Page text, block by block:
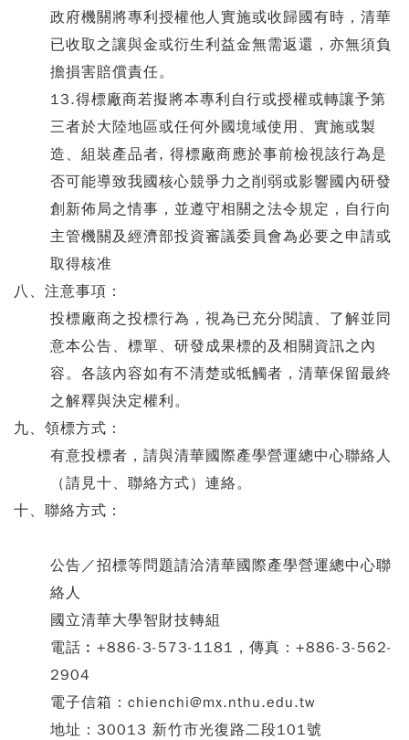
政府機關將專利授權他人實施或收歸國有時，清華
已收取之讓與金或衍生利益金無需返還，亦無須負
擔損害賠償責任。
13.得標廠商若擬將本專利自行或授權或轉讓予第
三者於大陸地區或任何外國境域使用、實施或製
造、組裝產品者, 得標廠商應於事前檢視該行為是
否可能導致我國核心競爭力之削弱或影響國內研發
創新佈局之情事，並遵守相關之法令規定，自行向
主管機關及經濟部投資審議委員會為必要之申請或
取得核准
八、注意事項：
投標廠商之投標行為，視為已充分閱讀、了解並同
意本公告、標單、研發成果標的及相關資訊之內
容。各該內容如有不清楚或牴觸者，清華保留最終
之解釋與決定權利。
九、領標方式：
有意投標者，請與清華國際產學營運總中心聯絡人
（請見十、聯絡方式）連絡。
十、聯絡方式：
公告／招標等問題請洽清華國際產學營運總中心聯
絡人
國立清華大學智財技轉組
電話︰+886-3-573-1181，傳真：+886-3-562-
2904
電子信箱：chienchi@mx.nthu.edu.tw
地址：30013 新竹市光復路二段101號